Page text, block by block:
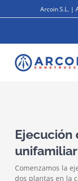
al
Arcoin S.L. |
más
grande
Ejecución
unifamiliar
Comenzamos la
dos plantas en la